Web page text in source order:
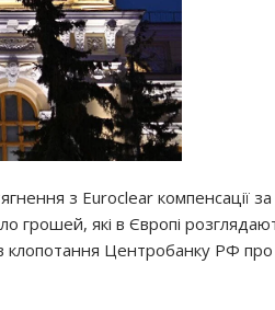
з Euroclear компенсації за
грошей, які в Європі
клопотання Центробанку РФ